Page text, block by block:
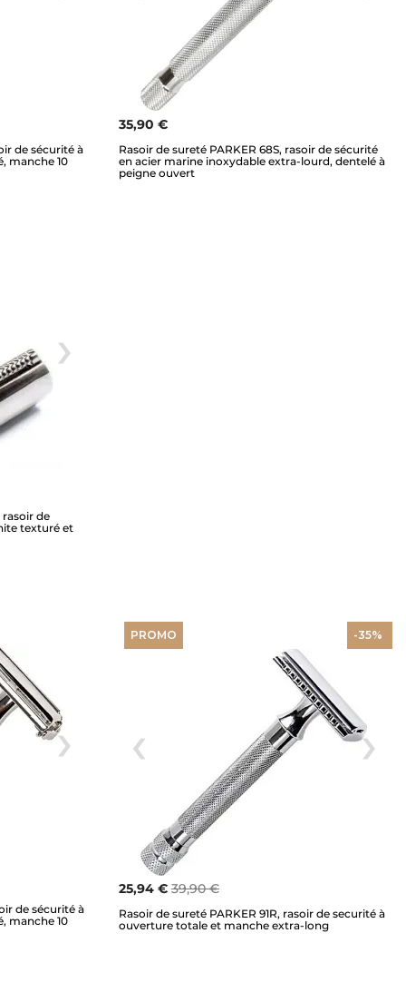
de sécurité à
manche 10
35,90 €
Rasoir de sureté PARKER 68S, rasoir de sécurité
en acier marine inoxydable extra-lourd, dentelé à
peigne ouvert
rasoir de
texturé et
de sécurité à
manche 10
PROMO -35%
25,94 € 39,90 €
Rasoir de sureté PARKER 91R, rasoir de securité à
ouverture totale et manche extra-long